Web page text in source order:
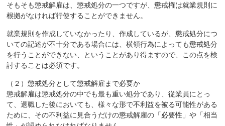
そもそも懲戒解雇は、懲戒処分の一つですが、懲戒権は就業規則に
根拠がなければ行使することができません。
就業規則を作成していなかったり、作成しているが、懲戒処分につ
いての記述が不十分である場合には、横領行為によっても懲戒処分
を行うことができない、ということがあり得ますので、この点を検
討することは必須です。
（２）懲戒処分として懲戒解雇まで必要か
懲戒解雇は懲戒処分の中でも最も重い処分であり、従業員にとっ
て、退職した後においても、様々な形で不利益を被る可能性がある
ために、その不利益に見合うだけの懲戒解雇の「必要性」や「相当